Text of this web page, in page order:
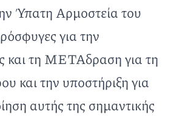
Ύπατη Αρμοστεία του
για την
και τη ΜΕΤΑδραση για τη
και την υποστήριξη για
αυτής της σημαντικής